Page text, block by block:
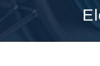
a commande